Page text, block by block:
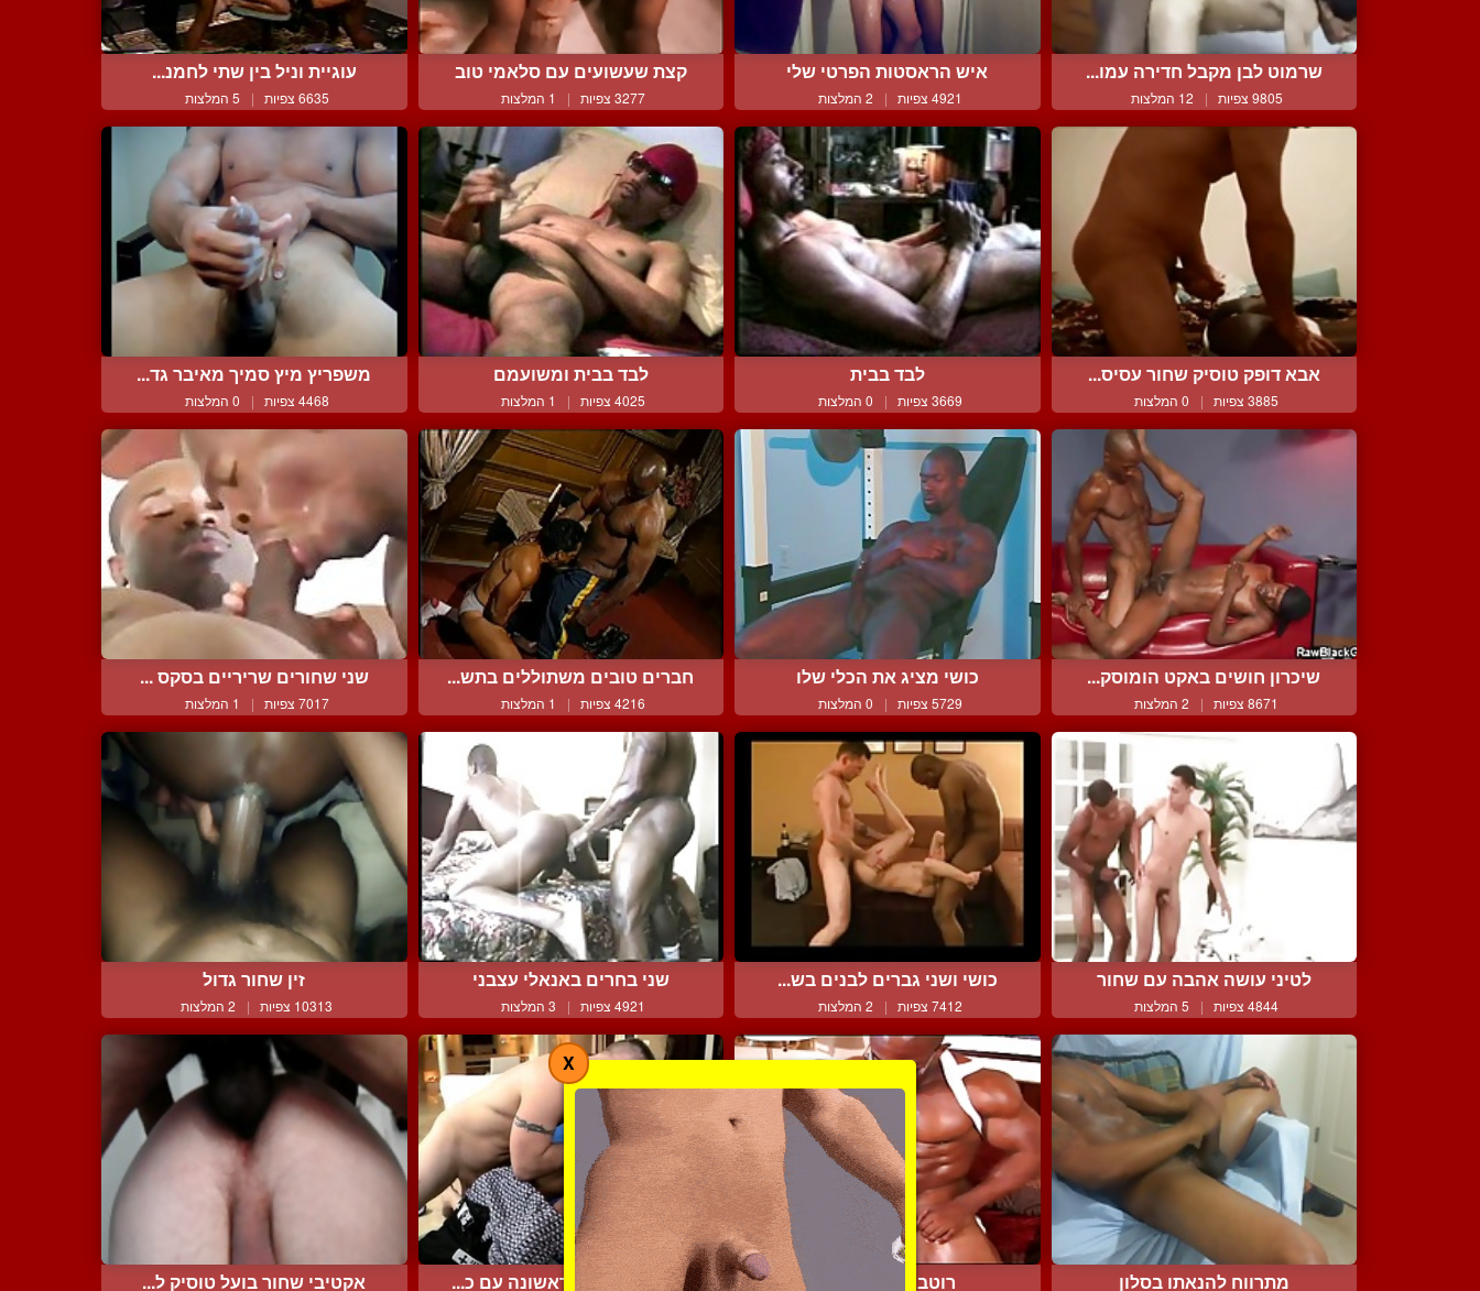
שרמוט לבן מקבל חדירה עמו...
9805 צפיות | 12 המלצות
איש הראסטות הפרטי שלי
4921 צפיות | 2 המלצות
קצת שעשועים עם סלאמי טוב
3277 צפיות | 1 המלצות
עוגיית וניל בין שתי לחמנ...
6635 צפיות | 5 המלצות
אבא דופק טוסיק שחור עסיס...
3885 צפיות | 0 המלצות
לבד בבית
3669 צפיות | 0 המלצות
לבד בבית ומשועמם
4025 צפיות | 1 המלצות
משפריץ מיץ סמיך מאיבר גד...
4468 צפיות | 0 המלצות
שיכרון חושים באקט הומוסק...
8671 צפיות | 2 המלצות
כושי מציג את הכלי שלו
5729 צפיות | 0 המלצות
חברים טובים משתוללים בתש...
4216 צפיות | 1 המלצות
שני שחורים שריריים בסקס ...
7017 צפיות | 1 המלצות
לטיני עושה אהבה עם שחור
4844 צפיות | 5 המלצות
כושי ושני גברים לבנים בש...
7412 צפיות | 2 המלצות
שני בחרים באנאלי עצבני
4921 צפיות | 3 המלצות
זין שחור גדול
10313 צפיות | 2 המלצות
מתרווח להנאתו בסלון רוטב מיוחד לסלט בחור בהתנסות ראשונה עם כ... אקטיבי שחור בועל טוסיק ל...
X